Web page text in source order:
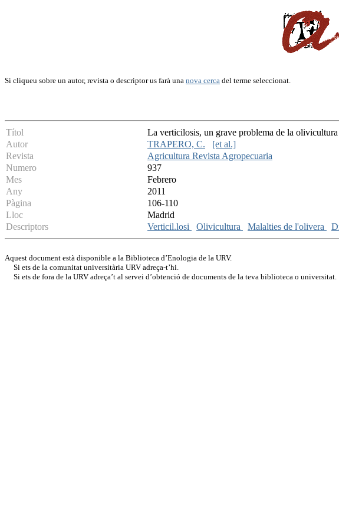
Si cliqueu sobre un autor, revista o descriptor us farà una nova cerca del terme seleccionat.
Títol
La verticilosis, un grave problema de la
Autor
TRAPERO, C.
[et al.]
Revista
Agricultura Revista Agropecuaria
Numero
937
Mes
Febrero
Any
2011
Pàgina
106-110
Lloc
Madrid
Descriptors
Verticil.losi Olivicultura Malalties de l'olivera
Aquest document està disponible a la Biblioteca d’Enologia de la URV.
Si ets de la comunitat universitària URV adreça-t’hi.
Si ets de fora de la URV adreça’t al servei d’obtenció de documents de la teva biblioteca o universitat.